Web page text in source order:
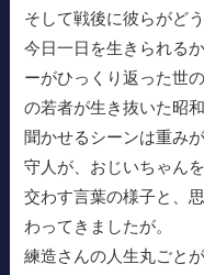
そして戦後に彼らがど
今日一日を生きられる
ーがひっくり返った世
の若者が生き抜いた昭
聞かせるシーンは重み
守人が、おじいちゃん
交わす言葉の様子と、
わってきましたが。
練造さんの人生丸ごと